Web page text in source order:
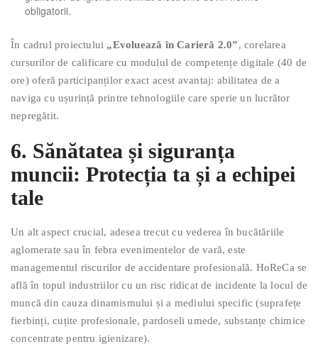
obligatorii.
În cadrul proiectului „Evoluează în Carieră 2.0”, corelarea
cursurilor de calificare cu modulul de competențe digitale (40 de
ore) oferă participanților exact acest avantaj: abilitatea de a
naviga cu ușurință printre tehnologiile care sperie un lucrător
nepregătit.
6. Sănătatea și siguranța
muncii: Protecția ta și a echipei
tale
Un alt aspect crucial, adesea trecut cu vederea în bucătăriile
aglomerate sau în febra evenimentelor de vară, este
managementul riscurilor de accidentare profesională. HoReCa se
află în topul industriilor cu un risc ridicat de incidente la locul de
muncă din cauza dinamismului și a mediului specific (suprafețe
fierbinți, cuțite profesionale, pardoseli umede, substanțe chimice
concentrate pentru igienizare).